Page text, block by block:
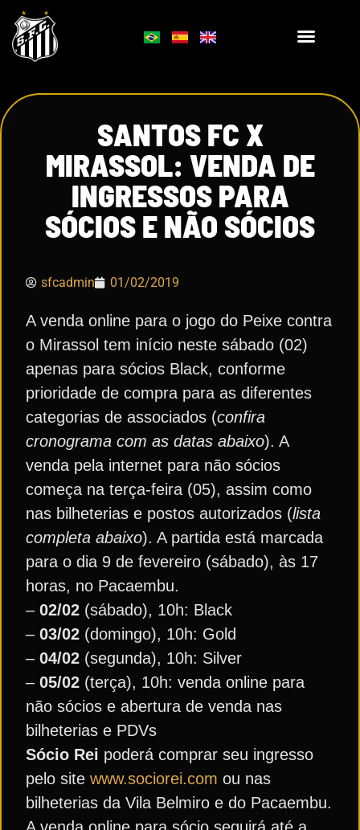
SANTOS FC X
MIRASSOL: VENDA DE
INGRESSOS PARA
SÓCIOS E NÃO SÓCIOS
sfcadmin 01/02/2019
A venda online para o jogo do Peixe contra
o Mirassol tem início neste sábado (02)
apenas para sócios Black, conforme
prioridade de compra para as diferentes
categorias de associados (confira
cronograma com as datas abaixo). A
venda pela internet para não sócios
começa na terça-feira (05), assim como
nas bilheterias e postos autorizados (lista
completa abaixo). A partida está marcada
para o dia 9 de fevereiro (sábado), às 17
horas, no Pacaembu.
– 02/02 (sábado), 10h: Black
– 03/02 (domingo), 10h: Gold
– 04/02 (segunda), 10h: Silver
– 05/02 (terça), 10h: venda online para
não sócios e abertura de venda nas
bilheterias e PDVs
Sócio Rei poderá comprar seu ingresso
pelo site www.sociorei.com ou nas
bilheterias da Vila Belmiro e do Pacaembu.